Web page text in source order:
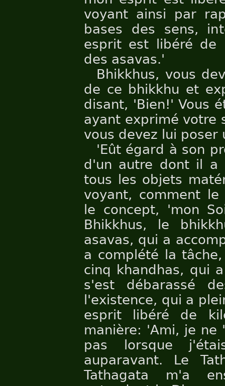
voyant ainsi par
bases des sens,
esprit est libéré de
des asavas.'
Bhikkhus, vous
de ce bhikkhu et
disant, 'Bien!' Vous
ayant exprimé votre
vous devez lui poser
'Eût égard à son
d'un autre dont il a
tous les objets
voyant, comment le
le concept, 'mon
Bhikkhus, le
asavas, qui a
a complété la
cinq khandhas, qui
s'est débarassé
l'existence, qui a
esprit libéré de
manière: 'Ami, je ne
pas lorsque
auparavant. Le
Tathagata m'a